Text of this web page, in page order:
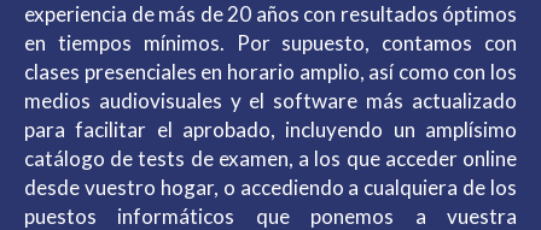
experiencia de más de 20 años con resultados óptimos
en tiempos mínimos. Por supuesto, contamos con
clases presenciales en horario amplio, así como con los
medios audiovisuales y el software más actualizado
para facilitar el aprobado, incluyendo un amplísimo
catálogo de tests de examen, a los que acceder online
desde vuestro hogar, o accediendo a cualquiera de los
puestos informáticos que ponemos a vuestra